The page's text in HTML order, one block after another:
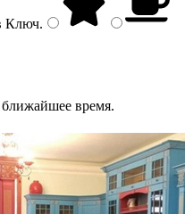
Ключ.
время.